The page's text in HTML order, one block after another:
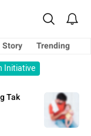
Story
Trending
Initiative
Tak